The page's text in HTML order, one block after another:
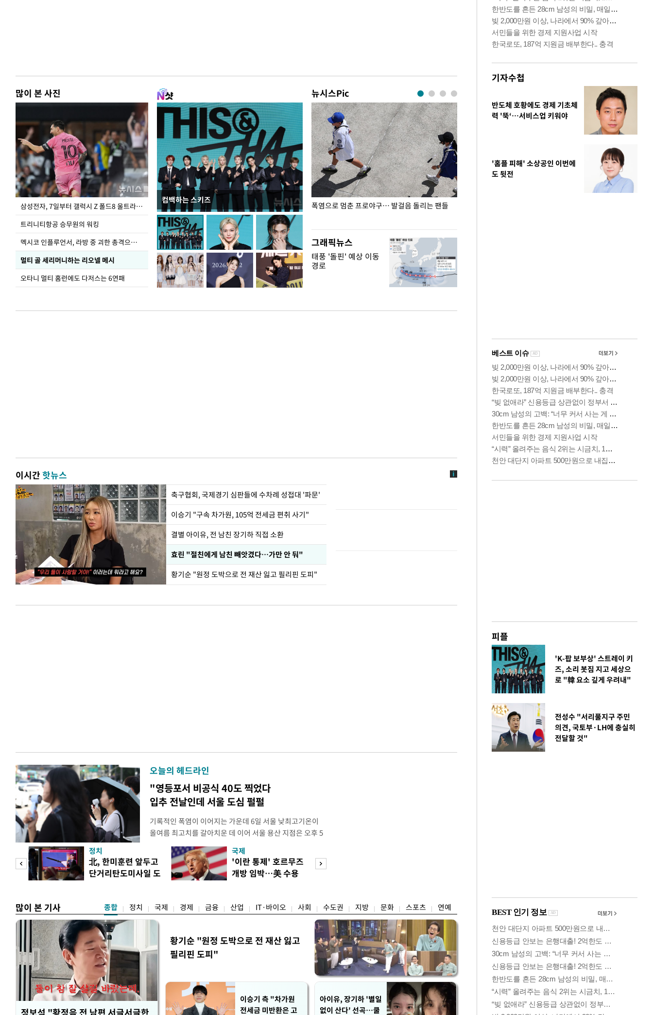
많이 본 사진
삼성전자, 7일부터 갤럭시 Z 폴드8 울트라·폴드8·플립8 출시
트리니티항공 승무원의 워킹
멕시코 인플루언서, 라방 중 괴한 총격으로 사망
멀티 골 세리머니하는 리오넬 메시
오타니 멀티 홈런에도 다저스는 6연패
컴백하는 스키즈
뉴시스Pic
입추 하루 앞둔 전남광주… 열화상 카메라에 담긴
폭염
폭염으로 멈춘 프로야구… 발걸음 돌리는 팬들
그래픽뉴스
태풍 '돌핀' 예상 이동
경로
이시간핫뉴스
축구협회, 국제경기 심판들에 수차례 성접대 '파문'
이승기 "구속 차가원, 105억 전세금 편취 사기"
결별 아이유, 전 남친 장기하 직접 소환
효린 "절친에게 남친 빼앗겼다…가만 안 둬"
황기순 "원정 도박으로 전 재산 잃고 필리핀 도피"
오늘의 헤드라인
"영등포서 비공식 40도 찍었다
입추 전날인데 서울 도심 펄펄
기록적인 폭염이 이어지는 가운데 6일 서울 낮최고기온이
올여름 최고치를 갈아치운 데 이어 서울 용산 지점은 오후 5
시15분 39.9도까지 치솟으며 40도 턱밑까지 육박했다. 기상
청에 따르면 이날 오후 4시5분 서울 낮최고기온은 종관기상
관측(ASOS) 기준 37.9도까지 올라 올여름 최고 기록을 경신
했다. 관측 이래 역대 5위에 해당하는 수치
정치
北, 한미훈련 앞두고
단거리탄도미사일 도
국제
'이란 통제' 호르무즈
개방 임박…美 수용
많이 본 기사 종합 정치 국제 경제 금융 산업 IT·바이오 사회 수도권 지방 문화 스포츠 연예
정보석 "황정음 전 남편 서글서글한
황기순 "원정 도박으로 전 재산 잃고
필리핀 도피"
이승기 측 "차가원
전세금 미반환은 고
아이유, 장기하 '별일
없이 산다' 선곡…쿨
기자수첩
반도체 호황에도 경제 기초체
력 '뚝‘…서비스업 키워야
'홈플 피해' 소상공인 이번에
도 뒷전
피플
'K-팝 보부상' 스트레이 키
즈, 소리 봇짐 지고 세상으
로 "韓 요소 깊게 우려내"
전성수 "서리풀지구 주민
의견, 국토부·LH에 충실히
전달할 것"